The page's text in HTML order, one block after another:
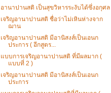
อานาปานสติ เป็นสุขวิหารระงับได้ซึ่งอกุศล
เจริญอานาปานสติ ชื่อว่าไม่เหินห่างจาก
ฌาน
เจริญอานาปานสติ มีอานิสงส์เป็นเอนก
ประการ ( อีกสูตร...
แบบการเจริญอานาปานสติ ที่มีผลมาก (
แบบที่ 2 )
เจริญอานาปานสติ มีอานิสงส์เป็นเอนก
ประการ